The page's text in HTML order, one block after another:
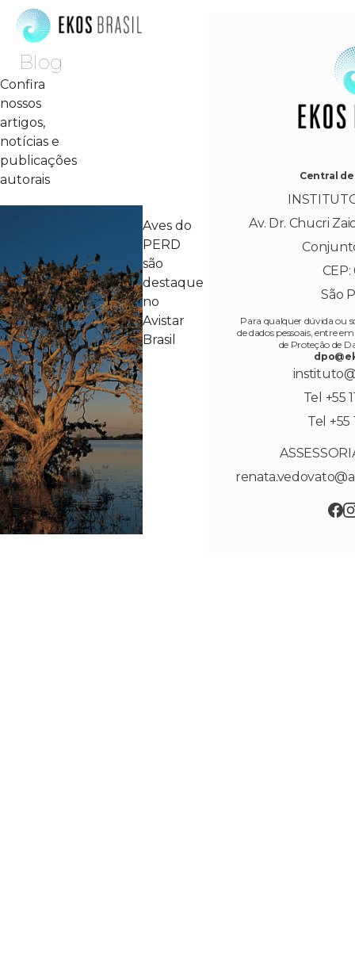
Blog
Confira
nossos
artigos,
notícias e
publicações
autorais
Aves do
PERD
são
destaque
no
Avistar
Brasil
Central
Av. Dr. Chucri
CEP:
São
Para qualquer dúvida ou
de dados pessoais, entre
de Proteção de
Tel +55
Tel +55